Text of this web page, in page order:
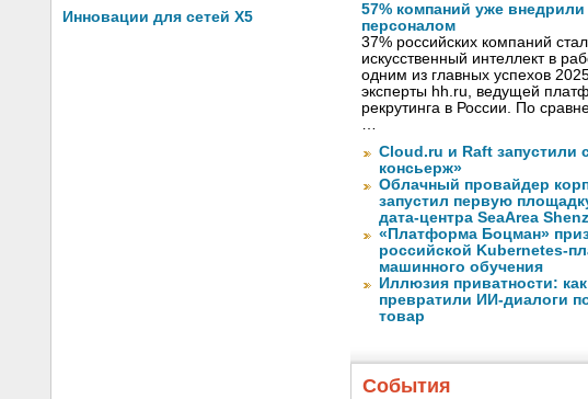
Инновации для сетей X5
57% компаний уже
персоналом
37% российских компаний
искусственный интеллект в
одним из главных успехов
эксперты hh.ru, ведущей
рекрутинга в России. По
…
Cloud.ru и Raft запустили
консьерж»
Облачный провайдер
запустил первую
дата-центра SeaArea
«Платформа Боцман»
российской Kubernetes-
машинного обучения
Иллюзия приватности:
превратили ИИ-диалоги
товар
События